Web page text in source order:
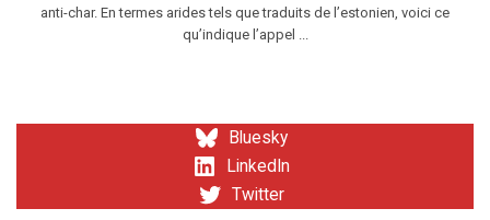
anti-char. En termes arides tels que traduits de l’estonien, voici ce
qu’indique l’appel ...
Bluesky
LinkedIn
Twitter